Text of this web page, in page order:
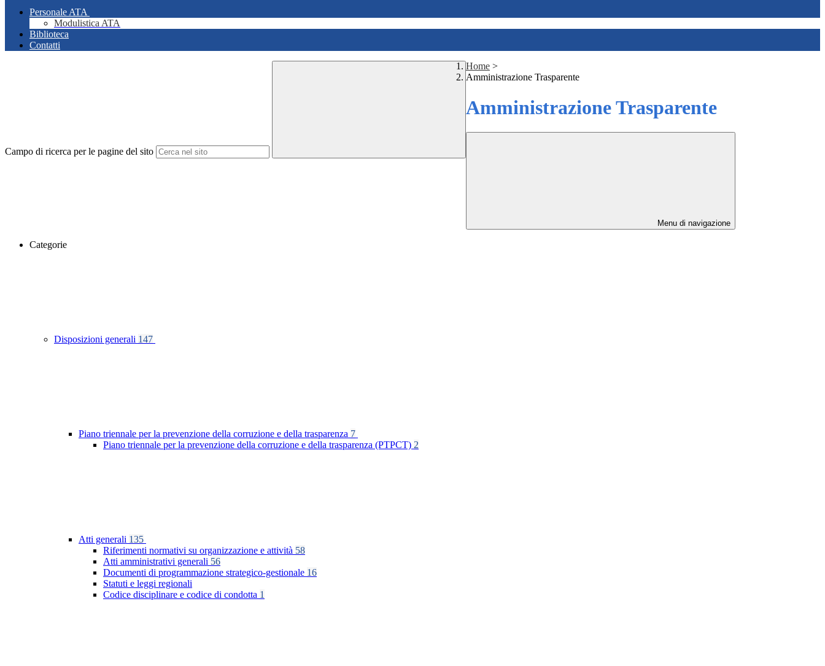
Personale ATA
Modulistica ATA
Biblioteca
Contatti
Campo di ricerca per le pagine del sito
Home >
Amministrazione Trasparente
Amministrazione Trasparente
Menu di navigazione
Categorie
Disposizioni generali 147
Piano triennale per la prevenzione della corruzione e della trasparenza 7
Piano triennale per la prevenzione della corruzione e della trasparenza (PTPCT) 2
Atti generali 135
Riferimenti normativi su organizzazione e attività 58
Atti amministrativi generali 56
Documenti di programmazione strategico-gestionale 16
Statuti e leggi regionali
Codice disciplinare e codice di condotta 1